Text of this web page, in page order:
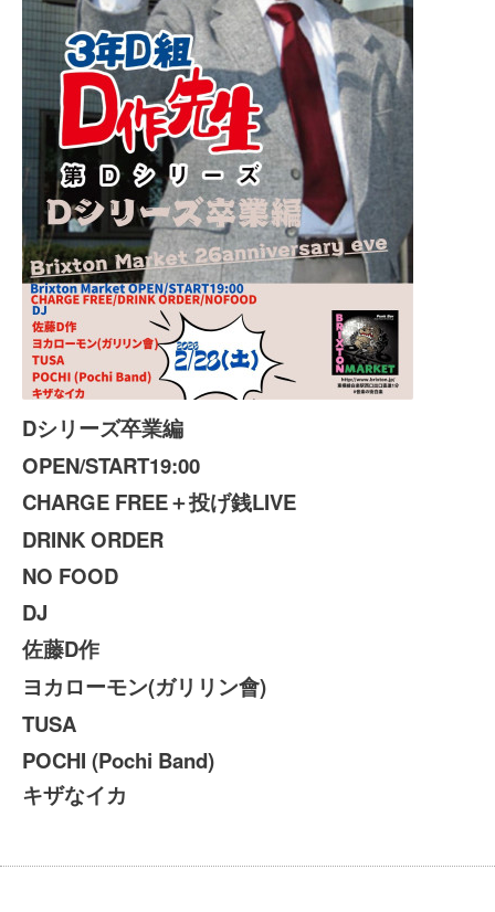
Dシリーズ卒業編
OPEN/START19:00
CHARGE FREE＋投げ銭LIVE
DRINK ORDER
NO FOOD
DJ
佐藤D作
ヨカローモン(ガリリン會)
TUSA
POCHI (Pochi Band)
キザなイカ